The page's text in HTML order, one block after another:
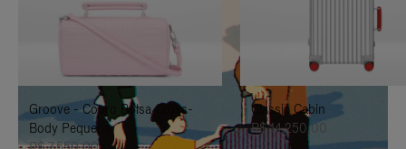
PRESSIONE
PAUSÁ-
LO
FAVOR,
CLIQUE
PARA
Groove - Couro Bolsa Cross-
Body Pequena
Classic Cabin
R$ 14.250,00